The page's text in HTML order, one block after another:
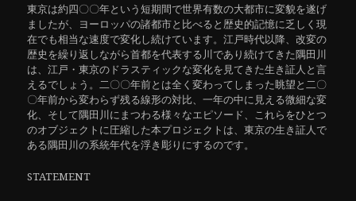
東京は約四〇〇年という短期間で世界有数の大都市に変貌を遂げ
ましたが、ヨーロッパの諸都市と比べると歴史的記憶に乏しく現
在でも相当な速度で変化し続けています。江戸時代以降、改変の
歴史を繰り返しながら首都を代表する川であり続けてきた隅田川
は、江戸・東京のドラスティックな変化を見てきた生き証人と言
えるでしょう。二〇〇年前とは全く変わってしまった眺望と二〇
〇年前から変わらず残る線形の対比、一年の中に見える微細な変
化、そして隅田川にまつわる様々なエピソード、これらをひとつ
のオブジェクトに圧縮した本プロジェクトは、東京の生き証人で
ある隅田川の系統年代を浮き彫りにするのです。
STATEMENT